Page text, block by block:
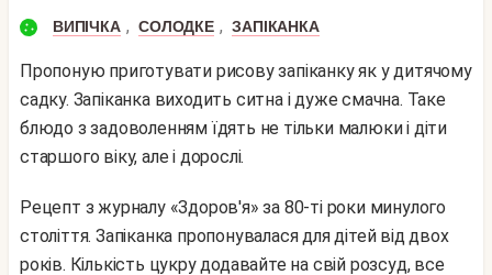
ВИПІЧКА , СОЛОДКЕ , ЗАПІКАНКА
Пропоную приготувати рисову запіканку як у дитячому
садку. Запіканка виходить ситна і дуже смачна. Таке
блюдо з задоволенням їдять не тільки малюки і діти
старшого віку, але і дорослі.
Рецепт з журналу «Здоров'я» за 80-ті роки минулого
століття. Запіканка пропонувалася для дітей від двох
років. Кількість цукру додавайте на свій розсуд, все